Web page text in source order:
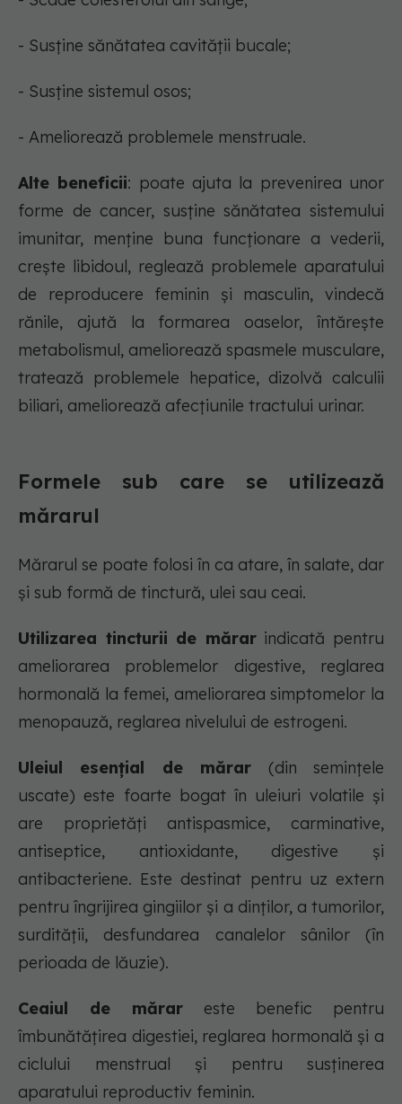
- Susține sănătatea cavității bucale;
- Susține sistemul osos;
- Ameliorează problemele menstruale.
Alte beneficii: poate ajuta la prevenirea unor
forme de cancer, susține sănătatea sistemului
imunitar, menține buna funcționare a vederii,
crește libidoul, reglează problemele aparatului
de reproducere feminin și masculin, vindecă
rănile, ajută la formarea oaselor, întărește
metabolismul, ameliorează spasmele musculare,
tratează problemele hepatice, dizolvă calculii
biliari, ameliorează afecțiunile tractului urinar.
Formele sub care se utilizează
mărarul
Mărarul se poate folosi în ca atare, în salate, dar
și sub formă de tinctură, ulei sau ceai.
Utilizarea tincturii de mărarindicată pentru
ameliorarea problemelor digestive, reglarea
hormonală la femei, ameliorarea simptomelor la
menopauză, reglarea nivelului de estrogeni.
Uleiul esențial de mărar (din semințele
uscate) este foarte bogat în uleiuri volatile și
are proprietăți antispasmice, carminative,
antiseptice, antioxidante, digestive și
antibacteriene. Este destinat pentru uz extern
pentru îngrijirea gingiilor și a dinților, a tumorilor,
surdității, desfundarea canalelor sânilor (în
perioada de lăuzie).
Ceaiul de mărar este benefic pentru
îmbunătățirea digestiei, reglarea hormonală și a
ciclului menstrual și pentru susținerea
aparatului reproductiv feminin.